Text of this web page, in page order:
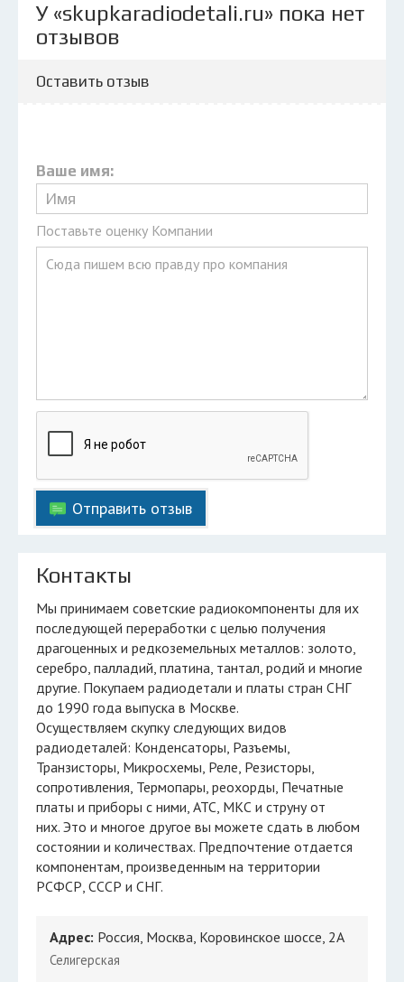
У «skupkaradiodetali.ru» пока нет
отзывов
Оставить отзыв
Ваше имя:
Поставьте оценку Компании
Отправить отзыв
Контакты
Мы принимаем советские радиокомпоненты для их
последующей переработки с целью получения
драгоценных и редкоземельных металлов: золото,
серебро, палладий, платина, тантал, родий и многие
другие. Покупаем радиодетали и платы стран СНГ
до 1990 года выпуска в Москве.
Осуществляем скупку следующих видов
радиодеталей: Конденсаторы, Разъемы,
Транзисторы, Микросхемы, Реле, Резисторы,
сопротивления, Термопары, реохорды, Печатные
платы и приборы с ними, АТС, МКС и струну от
них. Это и многое другое вы можете сдать в любом
состоянии и количествах. Предпочтение отдается
компонентам, произведенным на территории
РСФСР, СССР и СНГ.
Адрес: Россия, Москва, Коровинское шоссе, 2А
Селигерская